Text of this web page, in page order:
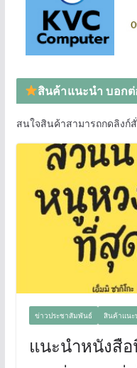
สินค้าแนะนำ บอกต่
สนใจสินค้าสามารถกดลิงก์
ข่าวประชาสัมพันธ์ สินค้าแนะ
แนะนำหนังสื